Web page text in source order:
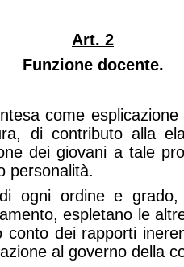
Art. 2
Funzione docente.
come
di contributo alla
dei giovani a tale
personalità.
ogni ordine e
espletano le
conto dei rapporti
al governo della